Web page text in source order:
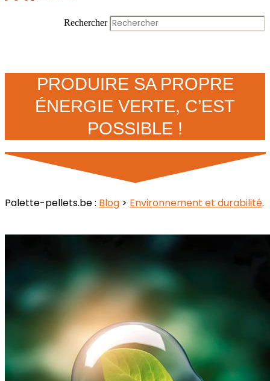
Rechercher
PRODUIRE SA PROPRE
ÉNERGIE VERTE, C’EST
POSSIBLE !
Palette-pellets.be : Blog > Environnement et durabilité.